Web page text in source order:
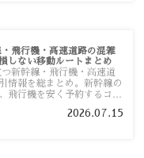
・飛行機・高速道路の混雑
しない移動ルートまとめ
新幹線・飛行機・高速道
情報を総まとめ。新幹線の
飛行機を安く予約するコ
すく解説します。2026.07.15